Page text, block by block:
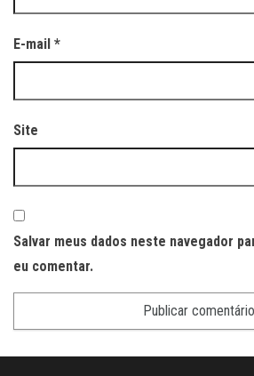
E-mail *
Site
Salvar meus dados neste navegador
eu comentar.